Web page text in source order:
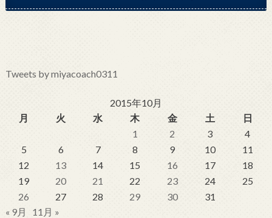
Tweets by miyacoach0311
2015年10月
月
火 水 木 金 土
日
1
2 3
4
5
6 7 8 9 10
11
12
13 14 15 16 17
18
19
20 21 22 23 24
25
26
27 28 29 30
31
« 9月
11月 »